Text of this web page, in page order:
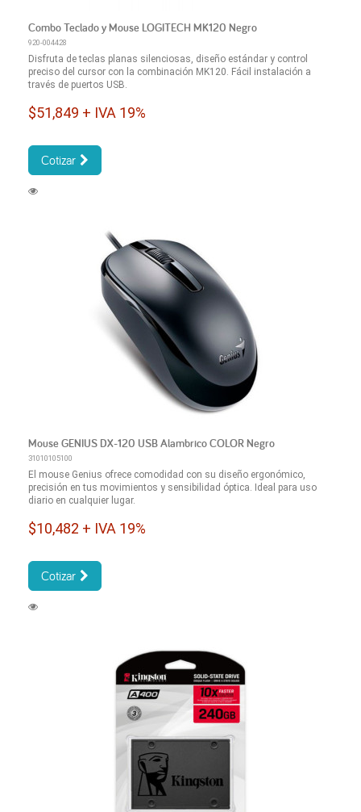
Combo Teclado y Mouse LOGITECH MK120 Negro
920-004428
Disfruta de teclas planas silenciosas, diseño estándar y control
preciso del cursor con la combinación MK120. Fácil instalación a
través de puertos USB.
$51,849 + IVA 19%
Cotizar
Mouse GENIUS DX-120 USB Alambrico COLOR Negro
31010105100
El mouse Genius ofrece comodidad con su diseño ergonómico,
precisión en tus movimientos y sensibilidad óptica. Ideal para uso
diario en cualquier lugar.
$10,482 + IVA 19%
Cotizar